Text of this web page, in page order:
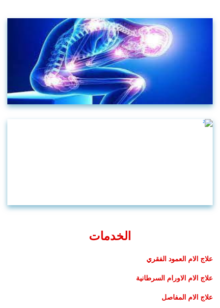
الخدمات
علاج الام العمود الفقري
علاج الام الاورام السرطانية
علاج الام المفاصل